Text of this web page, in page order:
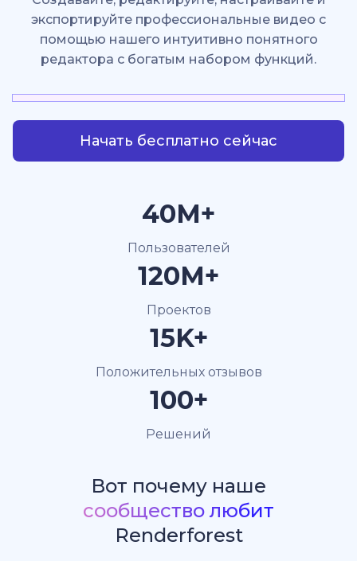
экспортируйте профессиональные видео с
помощью нашего интуитивно понятного
редактора с богатым набором функций.
Начать бесплатно сейчас
40M+
Пользователей
120M+
Проектов
15K+
Положительных отзывов
100+
Решений
Вот почему наше
сообщество любит
Renderforest